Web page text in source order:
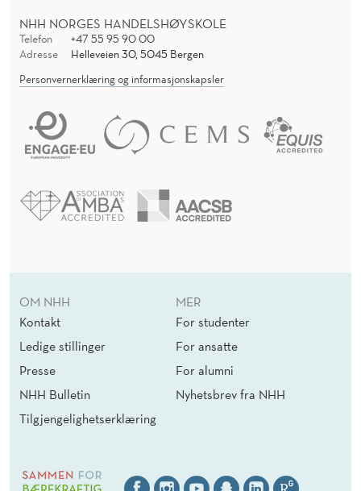
NHH NORGES HANDELSHØYSKOLE
Telefon
+47 55 95 90 00
Adresse
Helleveien 30, 5045 Bergen
Personvernerklæring og informasjonskapsler
OM NHH
Kontakt
Ledige stillinger
Presse
NHH Bulletin
Tilgjengelighetserklæring
MER
For studenter
For ansatte
For alumni
Nyhetsbrev fra NHH